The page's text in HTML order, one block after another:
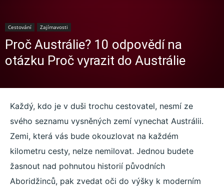
Cestování Zajímavosti
Proč Austrálie? 10 odpovědí na
otázku Proč vyrazit do Austrálie
Každý, kdo je v duši trochu cestovatel, nesmí ze
svého seznamu vysněných zemí vynechat Austrálii.
Zemi, která vás bude okouzlovat na každém
kilometru cesty, nelze nemilovat. Jednou budete
žasnout nad pohnutou historií původních
Aboridžinců, pak zvedat oči do výšky k moderním